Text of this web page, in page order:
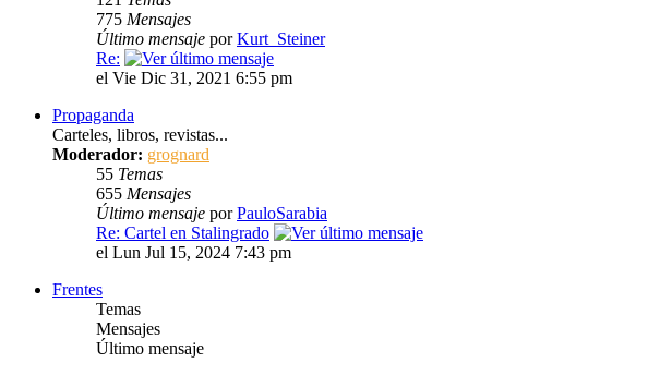
775 Mensajes
Último mensaje porKurt_Steiner
Re:
el Vie Dic 31, 2021 6:55 pm
Propaganda
Carteles, libros, revistas...
Moderador: grognard
55 Temas
655 Mensajes
Último mensaje porPauloSarabia
Re: Cartel en Stalingrado
el Lun Jul 15, 2024 7:43 pm
Frentes
Temas
Mensajes
Último mensaje